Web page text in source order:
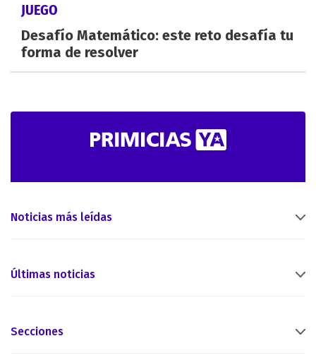
JUEGO
Desafío Matemático: este reto desafía tu
forma de resolver
Noticias más leídas
Últimas noticias
Secciones